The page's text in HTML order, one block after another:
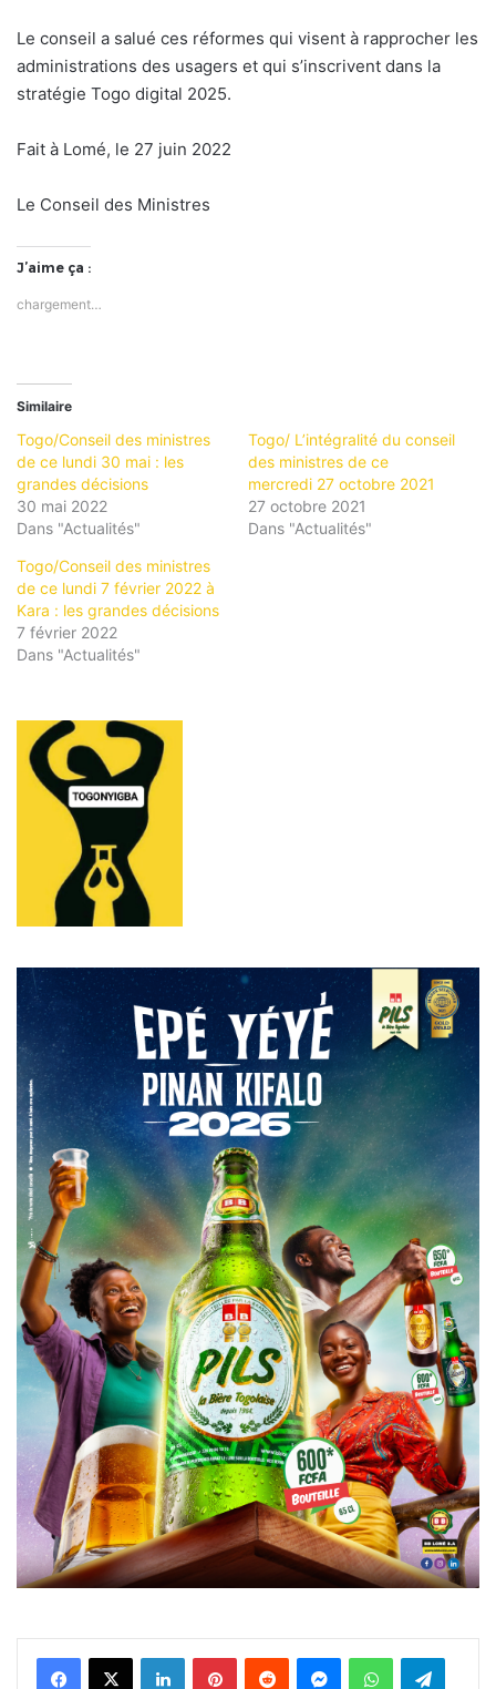
Le conseil a salué ces réformes qui visent à rapprocher les
administrations des usagers et qui s’inscrivent dans la
stratégie Togo digital 2025.
Fait à Lomé, le 27 juin 2022
Le Conseil des Ministres
J’aime ça :
chargement…
Similaire
Togo/Conseil des ministres
de ce lundi 30 mai : les
grandes décisions
30 mai 2022
Dans "Actualités"
Togo/ L’intégralité du conseil
des ministres de ce
mercredi 27 octobre 2021
27 octobre 2021
Dans "Actualités"
Togo/Conseil des ministres
de ce lundi 7 février 2022 à
Kara : les grandes décisions
7 février 2022
Dans "Actualités"
FacebookX Linkedin PinterestReddit MessengerWhatsAppTelegram